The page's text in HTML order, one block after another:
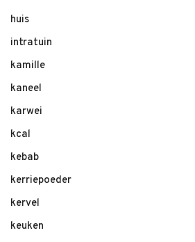
huis
intratuin
kamille
kaneel
karwei
kcal
kebab
kerriepoeder
kervel
keuken